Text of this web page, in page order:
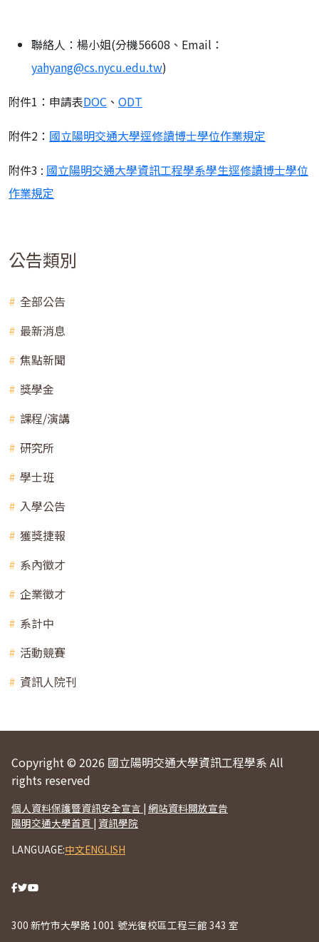
聯絡人：楊小姐(分機56608、Email：
yahyang@cs.nycu.edu.tw)
附件1：申請表DOC 、 ODT
附件2： 國立陽明交通大學逕修讀博士學位作業規定
附件3 : 國立陽明交通大學資訊工程學系學生逕修讀博士學位
作業規定
公告類別
全部公告
最新消息
焦點新聞
獎學金
課程/演講
研究所
學士班
入學公告
獲獎捷報
系內徵才
企業徵才
系計中
活動競賽
資訊人院刊
Copyright © 2026 國立陽明交通大學資訊工程學系 All
rights reserved
個人資料保護暨資訊安全宣言 | 網站資料開放宣告
陽明交通大學首頁 | 資訊學院
LANGUAGE:中文ENGLISH
300 新竹市大學路 1001 號光復校區工程三館 343 室